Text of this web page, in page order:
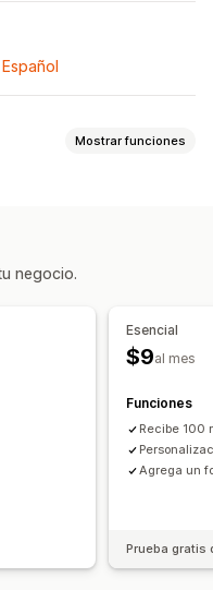
Mostrar funciones
Filtros
Ventanas emergentes
negocio.
Esencial
$9al mes
Funciones
Recibe 100
Agrega un
Prueba gratis